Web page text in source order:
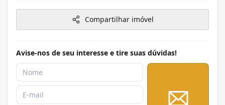
Compartilhar imóvel
Avise-nos de seu interesse e tire suas dúvidas!